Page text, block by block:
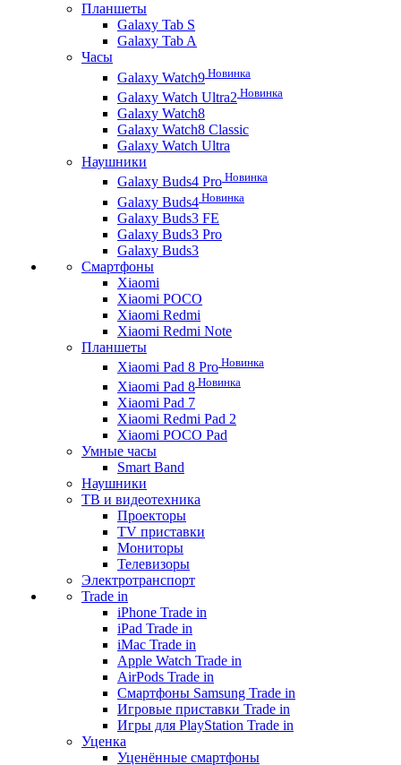
Планшеты
Galaxy Tab S
Galaxy Tab A
Часы
Galaxy Watch9 Новинка
Galaxy Watch Ultra2 Новинка
Galaxy Watch8
Galaxy Watch8 Classic
Galaxy Watch Ultra
Наушники
Galaxy Buds4 Pro Новинка
Galaxy Buds4 Новинка
Galaxy Buds3 FE
Galaxy Buds3 Pro
Galaxy Buds3
Смартфоны
Xiaomi
Xiaomi POCO
Xiaomi Redmi
Xiaomi Redmi Note
Планшеты
Xiaomi Pad 8 Pro Новинка
Xiaomi Pad 8 Новинка
Xiaomi Pad 7
Xiaomi Redmi Pad 2
Xiaomi POCO Pad
Умные часы
Smart Band
Наушники
ТВ и видеотехника
Проекторы
TV приставки
Мониторы
Телевизоры
Электротранспорт
Trade in
iPhone Trade in
iPad Trade in
iMac Trade in
Apple Watch Trade in
AirPods Trade in
Смартфоны Samsung Trade in
Игровые приставки Trade in
Игры для PlayStation Trade in
Уценка
Уценённые смартфоны